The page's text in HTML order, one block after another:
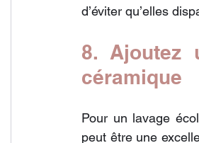
d’éviter qu’elles
8. Ajoutez
céramique
Pour un lavage
peut être une